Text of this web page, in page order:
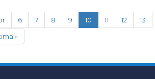
6 7 8 9 10 (current)
11 12
13
»